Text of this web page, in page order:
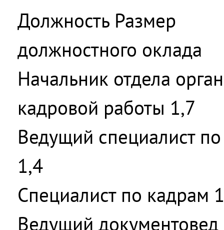
Должность Размер
должностного оклада
Начальник отдела
кадровой работы 1,7
Ведущий специалист
1,4
Специалист по кадрам
Ведущий документовед